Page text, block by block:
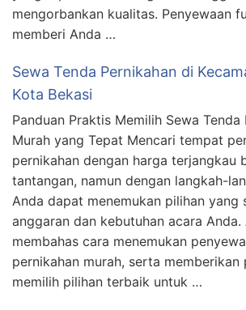
mengorbankan kualitas. Penyewaan
memberi Anda …
Sewa Tenda Pernikahan di
Kota Bekasi
Panduan Praktis Memilih Sewa Tenda
Murah yang Tepat Mencari tempat
pernikahan dengan harga terjangkau
tantangan, namun dengan langkah-
Anda dapat menemukan pilihan yang
anggaran dan kebutuhan acara
membahas cara menemukan
pernikahan murah, serta memberikan
memilih pilihan terbaik untuk …